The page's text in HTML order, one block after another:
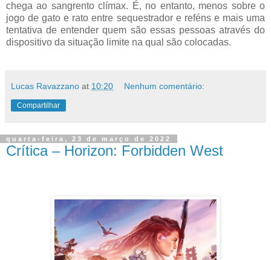
chega ao sangrento clímax. É, no entanto, menos sobre o
jogo de gato e rato entre sequestrador e reféns e mais uma
tentativa de entender quem são essas pessoas através do
dispositivo da situação limite na qual são colocadas.
Lucas Ravazzano at 10:20 Nenhum comentário:
Compartilhar
quarta-feira, 23 de março de 2022
Crítica – Horizon: Forbidden West